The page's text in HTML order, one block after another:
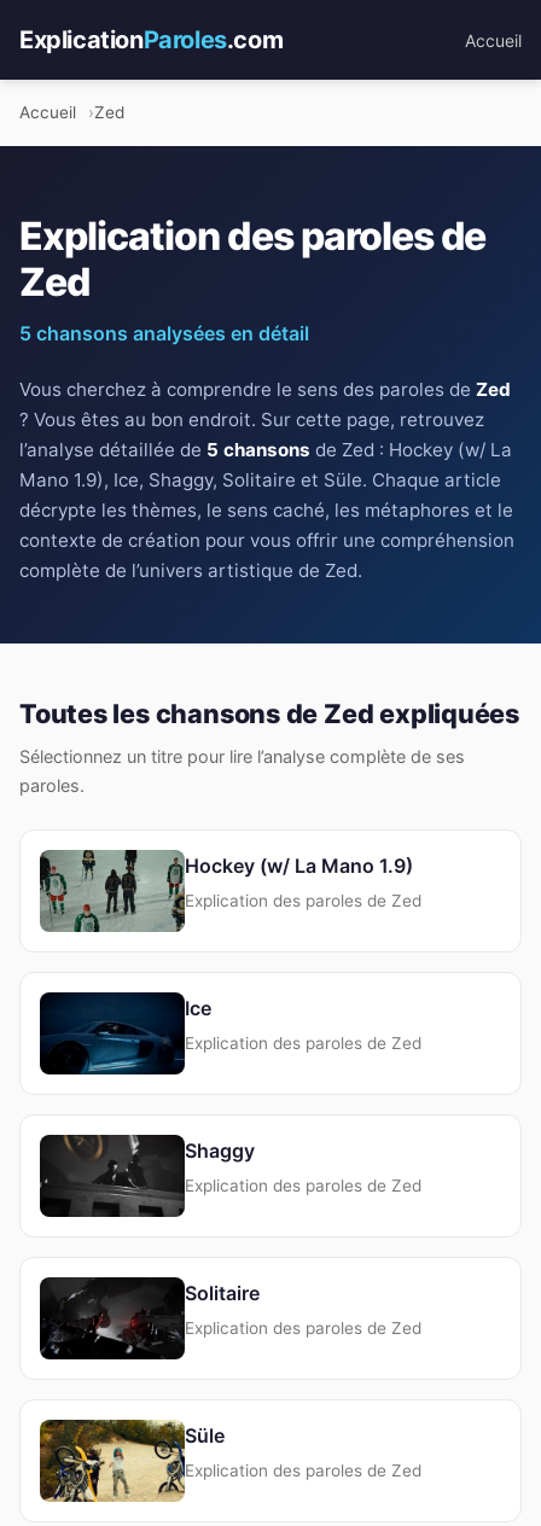
ExplicationParoles.com Accueil
Accueil Zed
Explication des paroles de
Zed
5 chansons analysées en détail
Vous cherchez à comprendre le sens des paroles de Zed
? Vous êtes au bon endroit. Sur cette page, retrouvez
l’analyse détaillée de 5 chansons de Zed : Hockey (w/ La
Mano 1.9), Ice, Shaggy, Solitaire et Süle. Chaque article
décrypte les thèmes, le sens caché, les métaphores et le
contexte de création pour vous offrir une compréhension
complète de l’univers artistique de Zed.
Toutes les chansons de Zed expliquées
Sélectionnez un titre pour lire l’analyse complète de ses
paroles.
Hockey (w/ La Mano 1.9)
Explication des paroles de Zed
Ice
Explication des paroles de Zed
Shaggy
Explication des paroles de Zed
Solitaire
Explication des paroles de Zed
Süle
Explication des paroles de Zed